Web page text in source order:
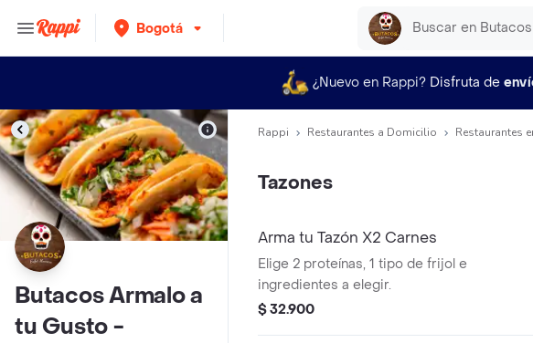
Bogotá
¿Nuevo en Rappi? Disfruta de
Butacos Armalo a
tu Gusto -
Rappi Restaurantes a Domicilio Restaurantes
Tazones
Arma tu Tazón X2 Carnes
Elige 2 proteínas, 1 tipo de frijol e
ingredientes a elegir.
$ 32.900